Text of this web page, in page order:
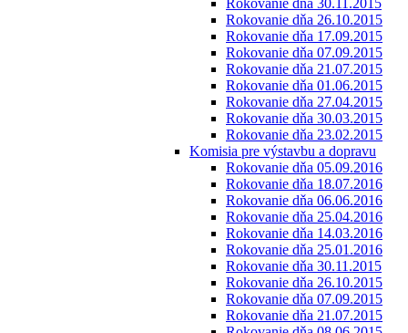
Rokovanie dňa 30.11.2015
Rokovanie dňa 26.10.2015
Rokovanie dňa 17.09.2015
Rokovanie dňa 07.09.2015
Rokovanie dňa 21.07.2015
Rokovanie dňa 01.06.2015
Rokovanie dňa 27.04.2015
Rokovanie dňa 30.03.2015
Rokovanie dňa 23.02.2015
Komisia pre výstavbu a dopravu
Rokovanie dňa 05.09.2016
Rokovanie dňa 18.07.2016
Rokovanie dňa 06.06.2016
Rokovanie dňa 25.04.2016
Rokovanie dňa 14.03.2016
Rokovanie dňa 25.01.2016
Rokovanie dňa 30.11.2015
Rokovanie dňa 26.10.2015
Rokovanie dňa 07.09.2015
Rokovanie dňa 21.07.2015